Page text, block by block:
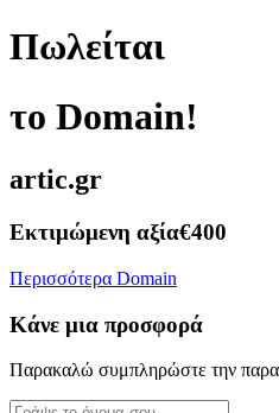
Πωλείται
το Domain!
artic.gr
Εκτιμώμενη αξία€400
Περισσότερα Domain
Κάνε μια προσφορά
Παρακαλώ συμπληρώστε την